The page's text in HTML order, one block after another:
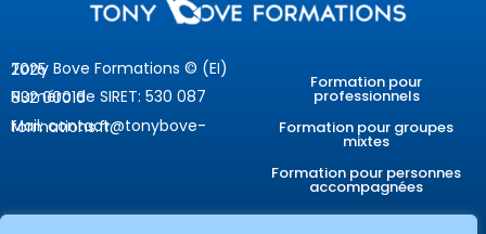
Tony Bove Formations © (EI) 2025
Numéro de SIRET: 530 087 832 00016
Mail: contact@tonybove-formations.fr
Formation pour
professionnels
Formation pour groupes
mixtes
Formation pour personnes
accompagnées